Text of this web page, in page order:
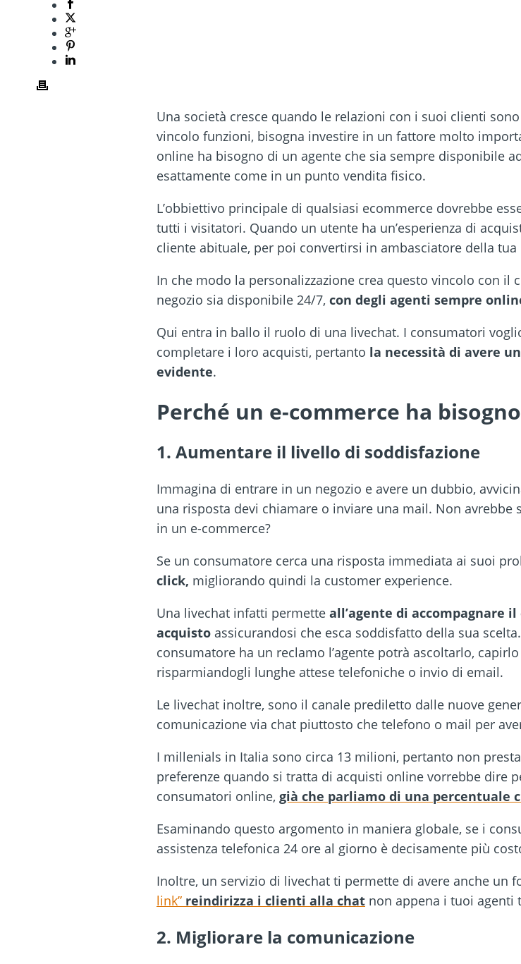
Una società cresce quando le relazioni con i suoi clienti
vincolo funzioni, bisogna investire in un fattore molto
online ha bisogno di un agente che sia sempre disponibile
esattamente come in un punto vendita fisico.
L’obbiettivo principale di qualsiasi ecommerce dovrebbe
tutti i visitatori. Quando un utente ha un’esperienza di
cliente abituale, per poi convertirsi in ambasciatore della tua
In che modo la personalizzazione crea questo vincolo con il
negozio sia disponibile 24/7, con degli agenti sempre
Qui entra in ballo il ruolo di una livechat. I consumatori
completare i loro acquisti, pertanto la necessità di avere
evidente.
Perché un e-commerce ha
1. Aumentare il livello di soddisfazione
Immagina di entrare in un negozio e avere un dubbio,
una risposta devi chiamare o inviare una mail. Non avrebbe
in un e-commerce?
Se un consumatore cerca una risposta immediata ai suoi
click, migliorando quindi la customer experience.
Una livechat infatti permette all’agente di accompagnare
acquisto assicurandosi che esca soddisfatto della sua
consumatore ha un reclamo l’agente potrà ascoltarlo,
risparmiandogli lunghe attese telefoniche o invio di email.
Le livechat inoltre, sono il canale prediletto dalle nuove
comunicazione via chat piuttosto che telefono o mail per
I millenials in Italia sono circa 13 milioni, pertanto non
preferenze quando si tratta di acquisti online vorrebbe dire
consumatori online, già che parliamo di una percentuale
Esaminando questo argomento in maniera globale, se i
assistenza telefonica 24 ore al giorno è decisamente più
Inoltre, un servizio di livechat ti permette di avere anche un
link” reindirizza i clienti alla chat non appena i tuoi agenti
2. Migliorare la comunicazione